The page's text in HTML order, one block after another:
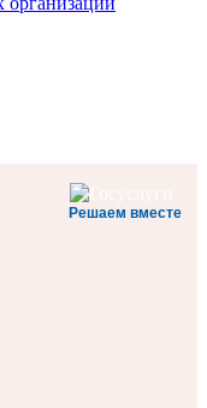
Решаем вместе